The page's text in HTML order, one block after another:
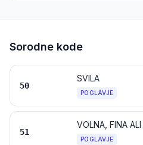
Sorodne kode
50
SVILA
POGLAVJE
51
POGLAVJE